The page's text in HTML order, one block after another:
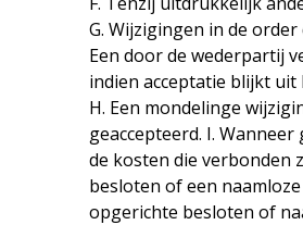
G. Wijzigingen in de
Een door de wederpartij
indien acceptatie blijkt
H. Een mondelinge
geaccepteerd. I.
de kosten die verbonden
besloten of een
opgerichte besloten of